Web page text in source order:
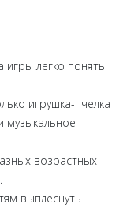
игры легко понять
игрушка-пчелка
музыкальное
возрастных
выплеснуть